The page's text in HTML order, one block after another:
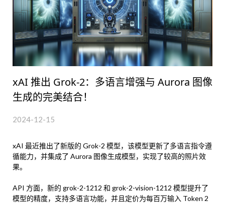
xAI 推出 Grok-2：多语言增强与 Aurora 图像
生成的完美结合！
2024-12-15
xAI 最近推出了新版的 Grok-2 模型，该模型更新了多语言指令遵
循能力，并集成了 Aurora 图像生成模型，实现了较高的照片效
果。
API 方面，新的 grok-2-1212 和 grok-2-vision-1212 模型提升了
模型的精度，支持多语言功能，并且定价为每百万输入 Token 2